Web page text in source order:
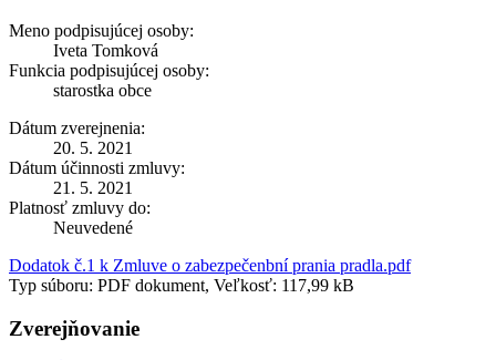
Meno podpisujúcej osoby:
Iveta Tomková
Funkcia podpisujúcej osoby:
starostka obce
Dátum zverejnenia:
20. 5. 2021
Dátum účinnosti zmluvy:
21. 5. 2021
Platnosť zmluvy do:
Neuvedené
Dodatok č.1 k Zmluve o zabezpečenbní prania pradla.pdf
Typ súboru: PDF dokument, Veľkosť: 117,99 kB
Zverejňovanie